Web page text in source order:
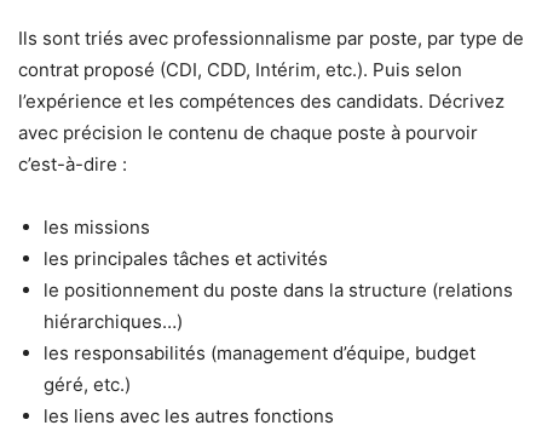
Ils sont triés avec professionnalisme par poste, par type de
contrat proposé (CDI, CDD, Intérim, etc.). Puis selon
l’expérience et les compétences des candidats. Décrivez
avec précision le contenu de chaque poste à pourvoir
c’est-à-dire :
les missions
les principales tâches et activités
le positionnement du poste dans la structure (relations
hiérarchiques…)
les responsabilités (management d’équipe, budget
géré, etc.)
les liens avec les autres fonctions